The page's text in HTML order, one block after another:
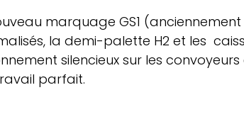
marquage GS1
la demi-palette H2 et les
silencieux sur les convoyeurs
parfait.